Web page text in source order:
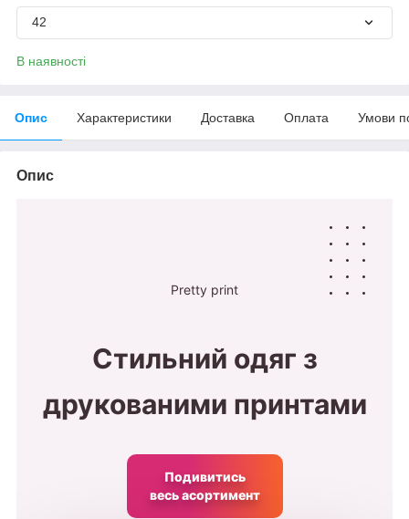
42
В наявності
Опис Характеристики Доставка Оплата Умови
Опис
Pretty print
Стильний одяг з
друкованими принтами
Подивитись
весь асортимент